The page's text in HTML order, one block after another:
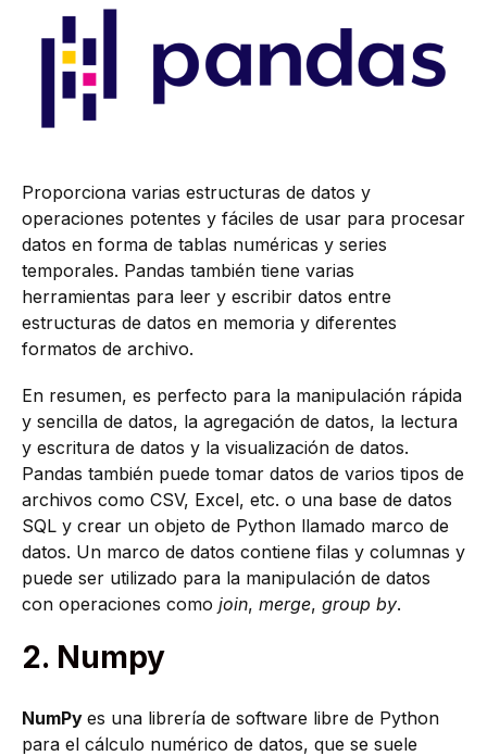
Proporciona varias estructuras de datos y
operaciones potentes y fáciles de usar para procesar
datos en forma de tablas numéricas y series
temporales. Pandas también tiene varias
herramientas para leer y escribir datos entre
estructuras de datos en memoria y diferentes
formatos de archivo.
En resumen, es perfecto para la manipulación rápida
y sencilla de datos, la agregación de datos, la lectura
y escritura de datos y la visualización de datos.
Pandas también puede tomar datos de varios tipos de
archivos como CSV, Excel, etc. o una base de datos
SQL y crear un objeto de Python llamado marco de
datos. Un marco de datos contiene filas y columnas y
puede ser utilizado para la manipulación de datos
con operaciones como join, merge, group by.
2. Numpy
NumPy es una librería de software libre de Python
para el cálculo numérico de datos, que se suele